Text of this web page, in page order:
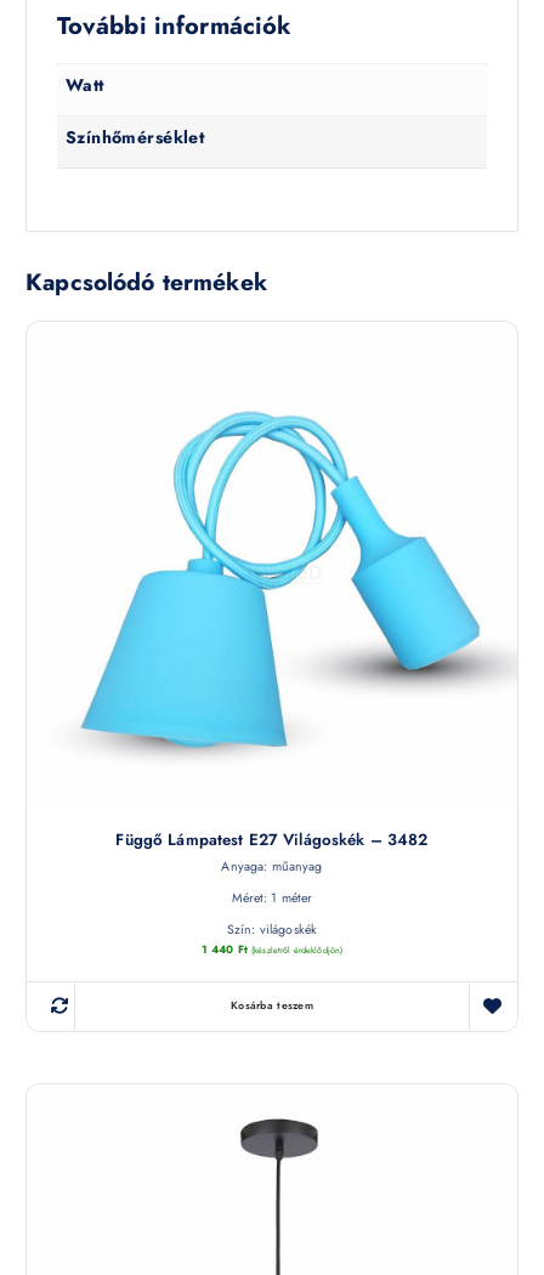
További információk
Watt
Színhőmérséklet
Kapcsolódó termékek
Függő Lámpatest E27 Világoskék – 3482
Anyaga: műanyag
Méret: 1 méter
Szín: világoskék
1 440 Ft (készletről érdeklődjön)
Kosárba teszem